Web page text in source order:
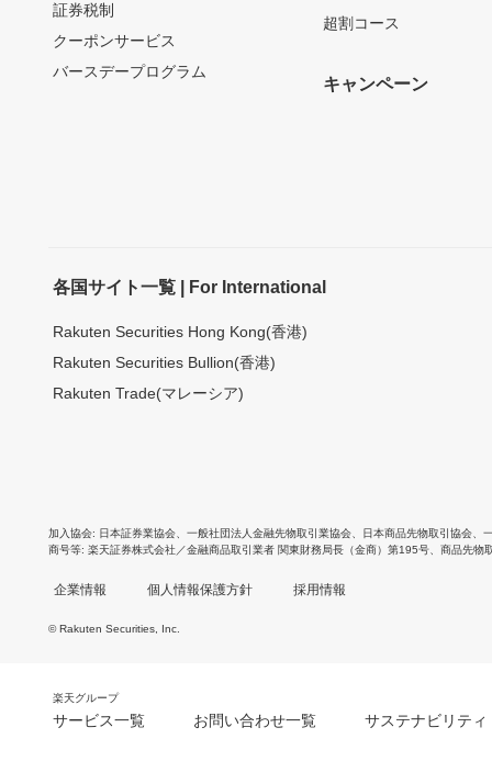
証券税制
クーポンサービス
バースデープログラム
超割コース
キャンペーン
各国サイト一覧 | For International
Rakuten Securities Hong Kong(香港)
Rakuten Securities Bullion(香港)
Rakuten Trade(マレーシア)
加入協会 日本証券業協会、 一般社団法人金融先物取引業協会、 日本商品先物取引協会、
商号等 楽天証券株式会社／金融商品取引業者 関東財務局長（金商）第195号、商品先物
企業情報 個人情報保護方針 採用情報
© Rakuten Securities, Inc.
楽天グループ
サービス一覧 お問い合わせ一覧 サステナビリティ